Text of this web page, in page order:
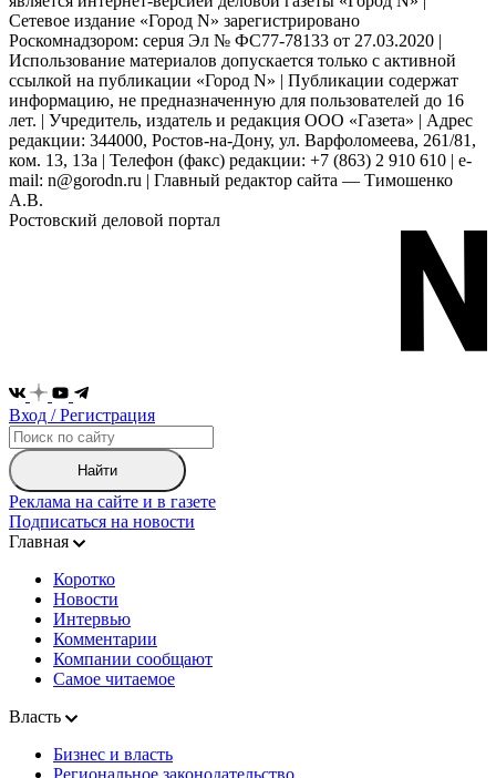
Сетевое издание «Город N» зарегистрировано
Роскомнадзором: серuя Эл № ФС77-78133 от 27.03.2020 |
Использование материалов допускается только с активной
ссылкой на публикации «Город N» | Публикации содержат
информацию, не предназначенную для пользователей до 16
лет. | Учредитель, издатель и редакция ООО «Газета» | Адрес
редакции: 344000, Ростов-на-Дону, ул. Варфоломеева, 261/81,
ком. 13, 13а | Телефон (факс) редакции: +7 (863) 2 910 610 | e-
mail: n@gorodn.ru | Главный редактор сайта — Тимошенко
А.В.
Ростовский деловой портал
Вход / Регистрация
Найти
Реклама на сайте и в газете
Подписаться на новости
Главная
Коротко
Новости
Интервью
Комментарии
Компании сообщают
Самое читаемое
Власть
Бизнес и власть
Региональное законодательство